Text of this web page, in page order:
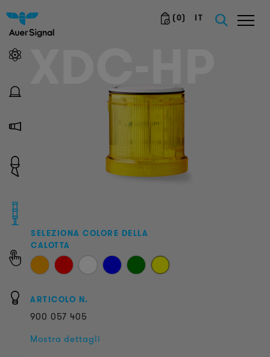
(0) IT
XDC-HP
SELEZIONA COLORE DELLA
CALOTTA
ARTICOLO N.
900 057 405
Mostra dettagli